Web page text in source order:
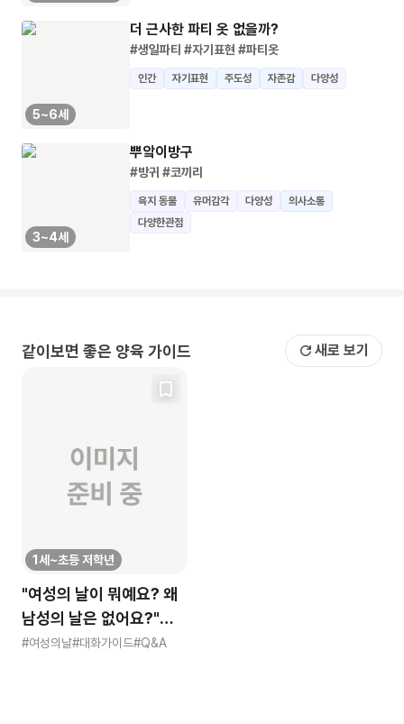
5~6세
더 근사한 파티 옷 없을까?
#생일파티 #자기표현 #파티옷
인간 자기표현 주도성 자존감 다양성
3~4세
뿌앜이방구
#방귀 #코끼리
육지 동물 유머감각 다양성
의사소통
다양한관점
같이보면 좋은 양육 가이드 새로 보기
1세~초등 저학년
"여성의 날이 뭐예요? 왜
남성의 날은 없어요?"
묻는 어린이에게 이렇게
#여성의날#대화가이드#Q&A